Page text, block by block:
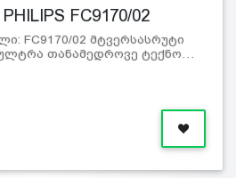
FC9170/02
FC9170/02 მტვერსასრუტი
თანამედროვე ტექნო…